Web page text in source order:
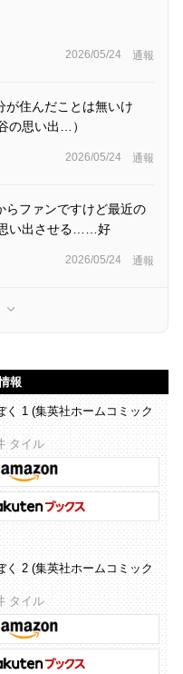
2026/05/24 通報
住んだことは無いけ
の思い出…）
2026/05/24 通報
らファンですけど最近の
い出させる……好
2026/05/24 通報
報
く 1 (集英社ホームコミック
タイル
く 2 (集英社ホームコミック
タイル